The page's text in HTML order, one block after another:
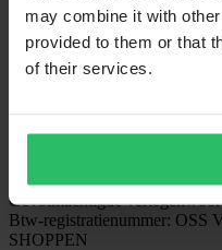
may combine it with
provided to them or that
of their services.
Pierce Group AB |
Handelsregister:
Bedrijfsregistratienummer:
Gevolmachtigde
Btw-registratienummer: OSS
SHOPPEN